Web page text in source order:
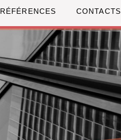
RÉFÉRENCES CONTACTS